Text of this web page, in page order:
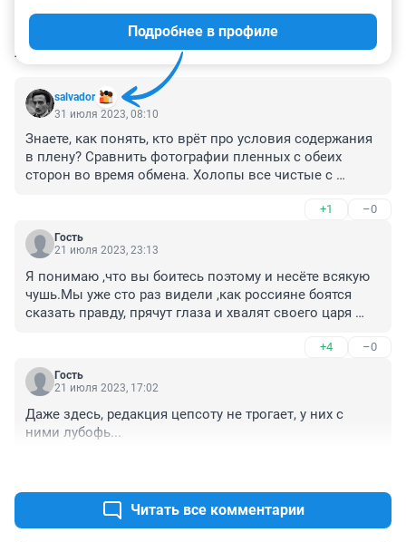
КОММЕНТАРИИ 34
salvador
Подробнее в профиле
31 июля 2023, 08:10
Знаете, как понять, кто врёт про условия содержания
в плену? Сравнить фотографии пленных с обеих
сторон во время обмена. Холопы все чистые с
+1 –0
Гость
21 июля 2023, 23:13
Я понимаю ,что вы боитесь поэтому и несёте всякую
чушь.Мы уже сто раз видели ,как россияне боятся
сказать правду, прячут глаза и хвалят своего царя
+4 –0
Гость
21 июля 2023, 17:02
Даже здесь, редакция цепсоту не трогает, у них с
ними лубофь...
Читать все комментарии